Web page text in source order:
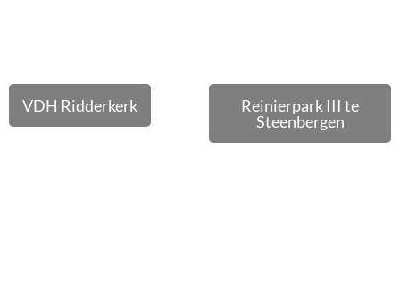
VDH Ridderkerk
Reinierpark III te
Steenbergen